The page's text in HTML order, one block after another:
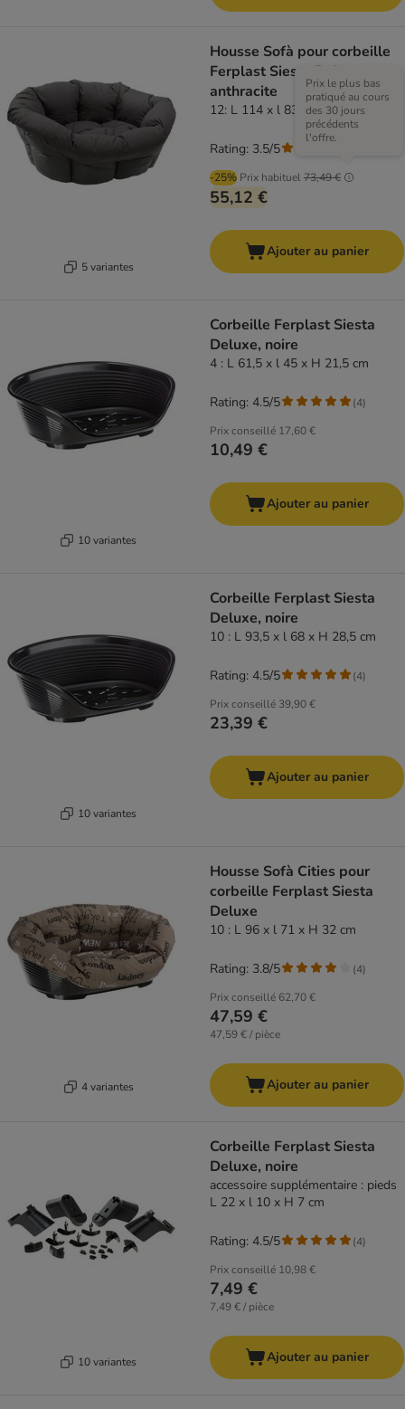
5 variantes
Housse Sofà pour corbeille
Ferplast Siesta Deluxe,
anthracite
12: L 114 x l 83 x H 37 cm
-25% Prix habituel73,49 €
Prix le plus bas
pratiqué au cours
des 30 jours
précédents
l'offre.
55,12 €
Rating: 3.5/5
Ajouter au panier
10 variantes
Corbeille Ferplast Siesta
Deluxe, noire
4 : L 61,5 x l 45 x H 21,5 cm
Prix conseillé 17,60 €
10,49 €
Rating: 4.5/5 (4)
Ajouter au panier
10 variantes
Corbeille Ferplast Siesta
Deluxe, noire
10 : L 93,5 x l 68 x H 28,5 cm
Prix conseillé 39,90 €
23,39 €
Rating: 4.5/5 (4)
Ajouter au panier
4 variantes
Housse Sofà Cities pour
corbeille Ferplast Siesta
Deluxe
10 : L 96 x l 71 x H 32 cm
Prix conseillé 62,70 €
47,59 €
47,59 € / pièce
Rating: 3.8/5 (4)
Ajouter au panier
10 variantes
Corbeille Ferplast Siesta
Deluxe, noire
accessoire supplémentaire : pieds
L 22 x l 10 x H 7 cm
Prix conseillé 10,98 €
7,49 €
7,49 € / pièce
Rating: 4.5/5 (4)
Ajouter au panier